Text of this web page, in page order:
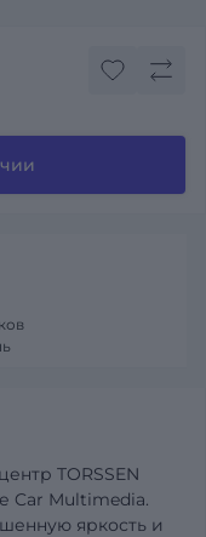
TORSSEN
Car Multimedia.
яркость и